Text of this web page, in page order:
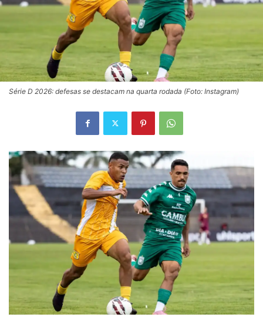
Série D 2026: defesas se destacam na quarta rodada (Foto: Instagram)